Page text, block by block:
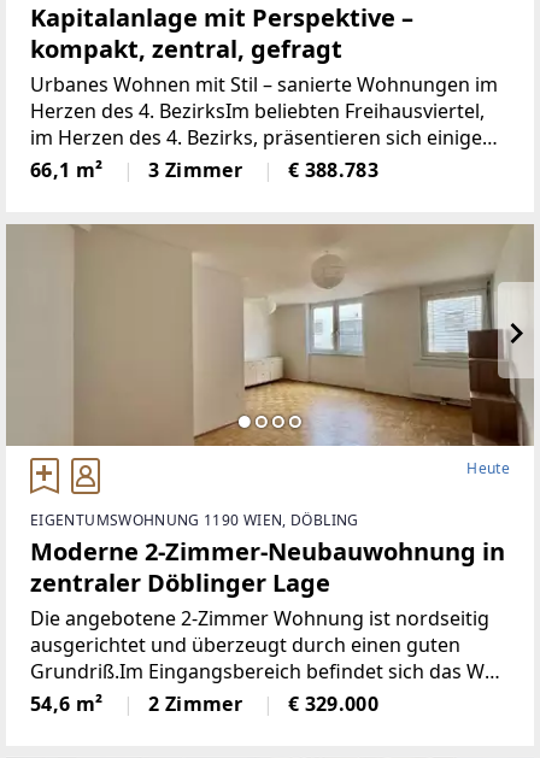
Kapitalanlage mit Perspektive –
kompakt, zentral, gefragt
Urbanes Wohnen mit Stil – sanierte Wohnungen im
Herzen des 4. BezirksIm beliebten Freihausviertel,
im Herzen des 4. Bezirks, präsentieren sich einige
sorgfältig sanierte Wohnungen in einem gepflegten
Neubau aus dem Jahr 1991 – modern, hell
66,1 m² 3 Zimmer € 388.783
Heute
EIGENTUMSWOHNUNG 1190 WIEN, DÖBLING
Moderne 2-Zimmer-Neubauwohnung in
zentraler Döblinger Lage
Die angebotene 2-Zimmer Wohnung ist nordseitig
ausgerichtet und überzeugt durch einen guten
Grundriß.Im Eingangsbereich befindet sich das WC
und ein Abstellraum, sowie ein modernes Bad mit
Badewanne und Tageslicht. Rechterhand liegt das
54,6 m² 2 Zimmer € 329.000